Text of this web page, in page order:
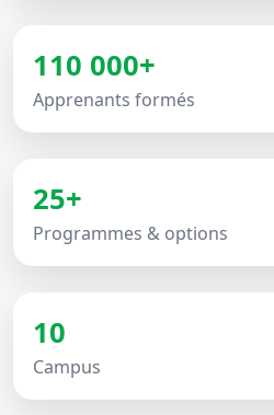
110 000+
Apprenants formés
25+
Programmes & options
10
Campus